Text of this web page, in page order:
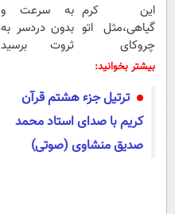
این کرم
گیاهی،مثل اتو
چروکای
پوستتوصاف
به سرعت و
بدون دردسر به
ثروت برسید
پولسازی)
بیشتر بخوانید:
ترتیل جزء هشتم قرآن
کریم با صدای استاد محمد
صدیق منشاوی (صوتی)